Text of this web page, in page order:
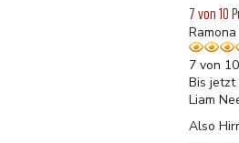
7 von 10
7 von
Bis jetzt
Liam
Also